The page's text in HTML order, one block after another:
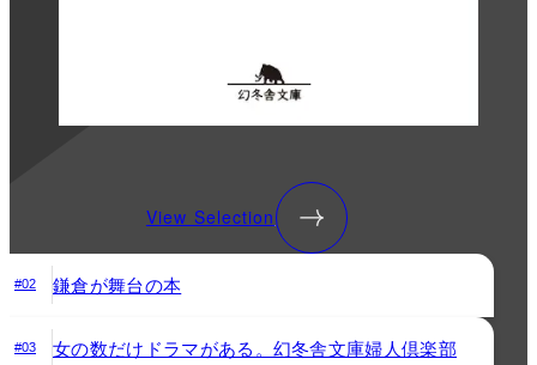
View Selection
#02 鎌倉が舞台の本
#03 女の数だけドラマがある。幻冬舎文庫婦人倶楽部